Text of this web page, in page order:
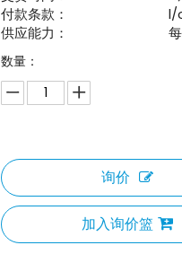
付款条款：
l/
供应能力：
数量：
询价
加入询价篮